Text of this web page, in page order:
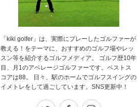
「kiki golfer」は、実際にプレーしたゴルファーが
教える！をテーマに、おすすめのゴルフ場やレッ
スン等を紹介するゴルフメディア。 ゴルフ歴10年
目、月1のアベレージゴルファーです。ベストス
コアは88。 日々、駅のホームでゴルフスイングの
イメトレをして過ごしています。SNS更新中！
Twitter Facebook